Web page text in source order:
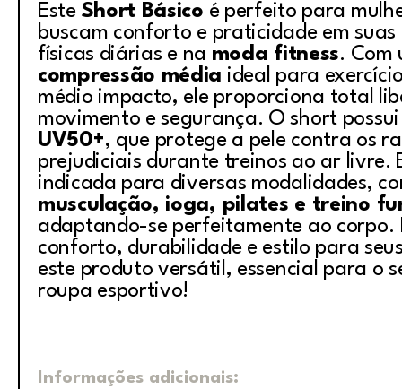
Este Short Básico é perfeito para
buscam conforto e praticidade em
físicas diárias e na moda fitness. Com
compressão média ideal para
médio impacto, ele proporciona total
movimento e segurança. O short
UV50+, que protege a pele contra os
prejudiciais durante treinos ao ar livre.
indicada para diversas modalidades,
musculação, ioga, pilates e treino
adaptando-se perfeitamente ao corpo.
conforto, durabilidade e estilo para
este produto versátil, essencial para o
roupa esportivo!
Informações adicionais: